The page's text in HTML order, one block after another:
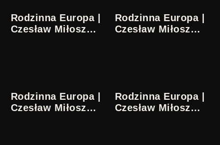
Rodzinna Europa |
Czesław Miłosz
Rodzinna Europa |
Czesław Miłosz
Rodzinna Europa |
Czesław Miłosz
Rodzinna Europa |
Czesław Miłosz